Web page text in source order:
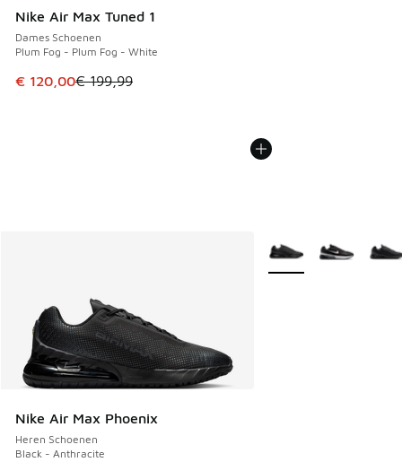
Nike Air Max Tuned 1
Dames Schoenen
Plum Fog - Plum Fog - White
Dit artikel is in de uitverkoop. Dit artikel is in de
€ 120,00€ 199,99
Nike Air Max Phoenix
Heren Schoenen
Black - Anthracite
Meer kleuren